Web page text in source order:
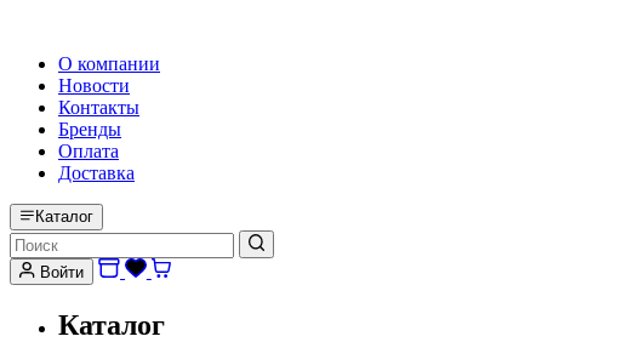
О компании
Новости
Контакты
Бренды
Оплата
Доставка
Каталог
Войти
Каталог